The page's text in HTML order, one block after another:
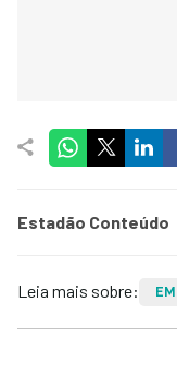
Estadão Conteúdo
Leia mais sobre: